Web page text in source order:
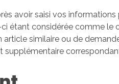
avoir saisi vos
étant considérée comme
similaire ou de